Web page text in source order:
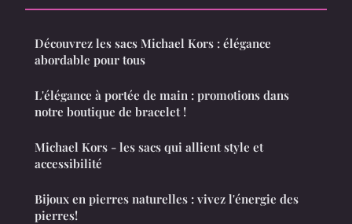
Découvrez les sacs Michael Kors : élégance
abordable pour tous
L'élégance à portée de main : promotions dans
notre boutique de bracelet !
Michael Kors - les sacs qui allient style et
accessibilité
Bijoux en pierres naturelles : vivez l'énergie des
pierres!